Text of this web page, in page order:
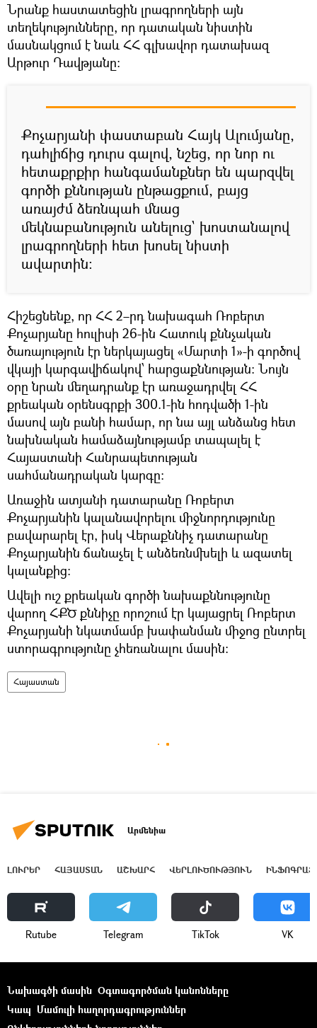
Նրանք հաստատեցին լրագրողների այն
տեղեկությունները, որ դատական նիստին
մասնակցում է նաև ՀՀ գլխավոր դատախազ
Արթուր Դավթյանը։
Քոչարյանի փաստաբան Հայկ Ալումյանը,
դահլիճից դուրս գալով, նշեց, որ նոր ու
հետաքրքիր հանգամանքներ են պարզվել
գործի քննության ընթացքում, բայց
առայժմ ձեռնպահ մնաց
մեկնաբանություն անելուց` խոստանալով
լրագրողների հետ խոսել նիստի
ավարտին։
Հիշեցնենք, որ ՀՀ 2–րդ նախագահ Ռոբերտ
Քոչարյանը հուլիսի 26-ին Հատուկ քննչական
ծառայություն էր ներկայացել «Մարտի 1»-ի գործով
վկայի կարգավիճակով՝ հարցաքննության։ Նույն
օրը նրան մեղադրանք էր առաջադրվել ՀՀ
քրեական օրենսգրքի 300.1-ին հոդվածի 1-ին
մասով այն բանի համար, որ նա այլ անձանց հետ
նախնական համաձայնությամբ տապալել է
Հայաստանի Հանրապետության
սահմանադրական կարգը։
Առաջին ատյանի դատարանը Ռոբերտ
Քոչարյանին կալանավորելու միջնորդությունը
բավարարել էր, իսկ Վերաքննիչ դատարանը
Քոչարյանին ճանաչել է անձեռնմխելի և ազատել
կալանքից:
Ավելի ուշ քրեական գործի նախաքննությունը
վարող ՀՔԾ քննիչը որոշում էր կայացրել Ռոբերտ
Քոչարյանի նկատմամբ խափանման միջոց ընտրել
ստորագրությունը չհեռանալու մասին:
Հայաստան
Արմենիա
ԼՈՒՐԵՐ ՀԱՅԱՍՏԱՆ ԱՇԽԱՐՀ ՎԵՐԼՈՒԾՈՒԹՅՈՒՆ
Rutube Telegram ТikТоk VK
Նախագծի մասին Օգտագործման կանոնները
Կապ Մամուլի հաղորդագրություններ